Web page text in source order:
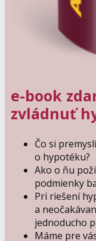
e-book
zvládnuť
Čo si
o hypotéku?
Ako o ňu
podmienky
Pri riešení
a
jednoducho
Máme pre